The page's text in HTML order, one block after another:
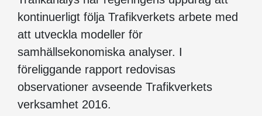
kontinuerligt följa Trafikverkets arbete med
att utveckla modeller för
samhällsekonomiska analyser. I
föreliggande rapport redovisas
observationer avseende Trafikverkets
verksamhet 2016.